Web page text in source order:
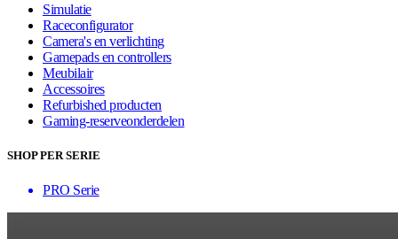
Simulatie
Raceconfigurator
Camera's en verlichting
Gamepads en controllers
Meubilair
Accessoires
Refurbished producten
Gaming-reserveonderdelen
SHOP PER SERIE
PRO Serie